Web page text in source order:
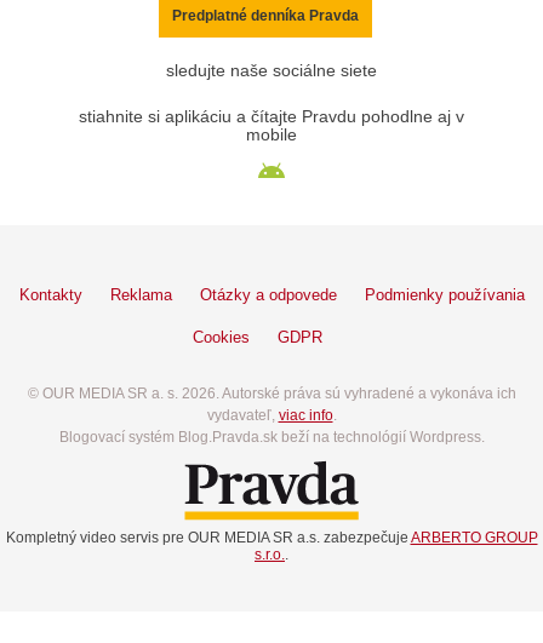
Predplatné denníka Pravda
sledujte naše sociálne siete
stiahnite si aplikáciu a čítajte Pravdu pohodlne aj v
mobile
Kontakty Reklama Otázky a odpovede Podmienky používania
Cookies GDPR
© OUR MEDIA SR a. s. 2026. Autorské práva sú vyhradené a vykonáva ich
vydavateľ, viac info.
Blogovací systém Blog.Pravda.sk beží na technológií Wordpress.
Kompletný video servis pre OUR MEDIA SR a.s. zabezpečuje ARBERTO GROUP
s.r.o.